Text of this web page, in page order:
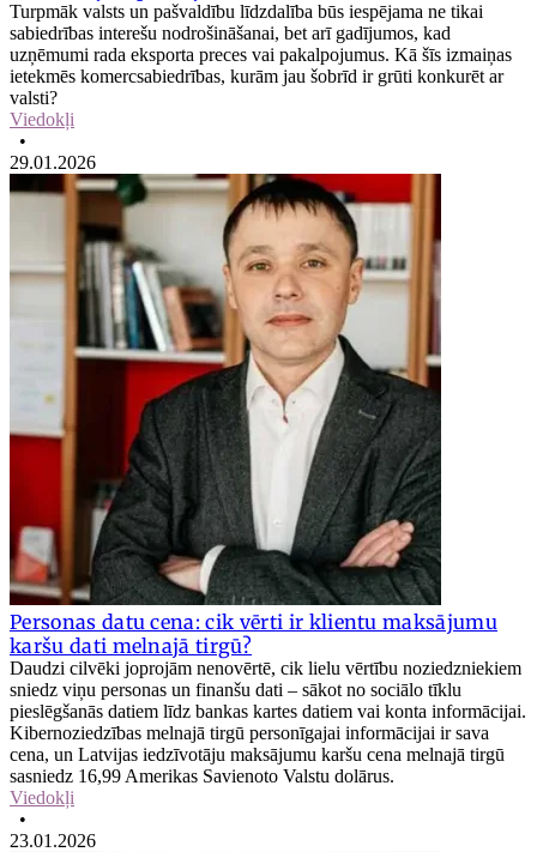
Turpmāk valsts un pašvaldību līdzdalība būs iespējama ne tikai
sabiedrības interešu nodrošināšanai, bet arī gadījumos, kad
uzņēmumi rada eksporta preces vai pakalpojumus. Kā šīs izmaiņas
ietekmēs komercsabiedrības, kurām jau šobrīd ir grūti konkurēt ar
valsti?
Viedokļi
•
29.01.2026
Personas datu cena: cik vērti ir klientu maksājumu
karšu dati melnajā tirgū?
Daudzi cilvēki joprojām nenovērtē, cik lielu vērtību noziedzniekiem
sniedz viņu personas un finanšu dati – sākot no sociālo tīklu
pieslēgšanās datiem līdz bankas kartes datiem vai konta informācijai.
Kibernoziedzības melnajā tirgū personīgajai informācijai ir sava
cena, un Latvijas iedzīvotāju maksājumu karšu cena melnajā tirgū
sasniedz 16,99 Amerikas Savienoto Valstu dolārus.
Viedokļi
•
23.01.2026